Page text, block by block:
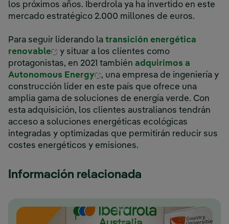
los próximos años. Iberdrola ya ha invertido en este
mercado estratégico 2.000 millones de euros.
Para seguir liderando la transición energética
renovable
Enlace externo, se abre en ventana
y situar a los clientes como
protagonistas, en 2021 también adquirimos a
Autonomous Energy
Enlace externo, se abre en
, una empresa de ingeniería y
construcción líder en este país que ofrece una
amplia gama de soluciones de energía verde. Con
esta adquisición, los clientes australianos tendrán
acceso a soluciones energéticas ecológicas
integradas y optimizadas que permitirán reducir sus
costes energéticos y emisiones.
Información relacionada